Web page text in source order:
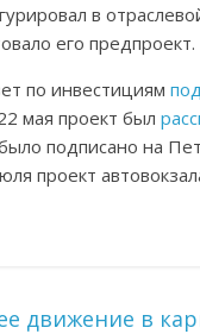
в
его предпроект.
по инвестициям
мая проект был
подписано на
проект
движение в